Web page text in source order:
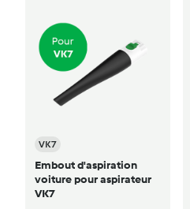
VK7
Embout d'aspiration
voiture pour aspirateur
VK7